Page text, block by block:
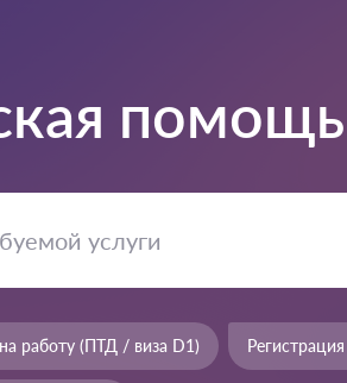
помощь
работу (ПТД / виза D1)